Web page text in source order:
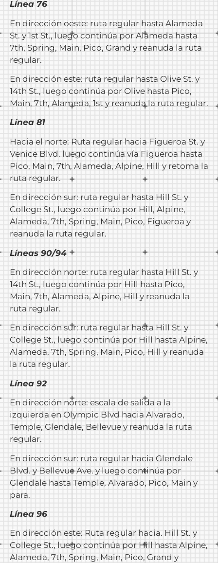
Línea 76
En dirección oeste: ruta regular hasta Alameda
St. y 1st St., luego continúa por Alameda hasta
7th, Spring, Main, Pico, Grand y reanuda la ruta
regular.
En dirección este: ruta regular hasta Olive St. y
14th St., luego continúa por Olive hasta Pico,
Main, 7th, Alameda, 1st y reanuda la ruta regular.
Línea 81
Hacia el norte: Ruta regular hacia Figueroa St. y
Venice Blvd. luego continúa vía Figueroa hasta
Pico, Main, 7th, Alameda, Alpine, Hill y retoma la
ruta regular.
En dirección sur: ruta regular hasta Hill St. y
College St., luego continúa por Hill, Alpine,
Alameda, 7th, Spring, Main, Pico, Figueroa y
reanuda la ruta regular.
Líneas 90/94
En dirección norte: ruta regular hasta Hill St. y
14th St., luego continúa por Hill hasta Pico,
Main, 7th, Alameda, Alpine, Hill y reanuda la
ruta regular.
En dirección sur: ruta regular hasta Hill St. y
College St., luego continúa por Hill hasta Alpine,
Alameda, 7th, Spring, Main, Pico, Hill y reanuda
la ruta regular.
Línea 92
En dirección norte: escala de salida a la
izquierda en Olympic Blvd hacia Alvarado,
Temple, Glendale, Bellevue y reanuda la ruta
regular.
En dirección sur: ruta regular hacia Glendale
Blvd. y Bellevue Ave. y luego continúa por
Glendale hasta Temple, Alvarado, Pico, Main y
para.
Línea 96
En dirección este: Ruta regular hacia. Hill St. y
College St., luego continúa por Hill hasta Alpine,
Alameda, 7th, Spring, Main, Pico, Grand y